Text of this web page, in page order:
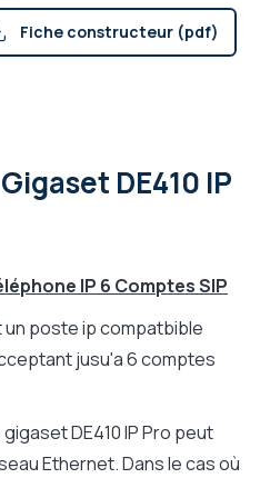
Fiche constructeur (pdf)
DE410 IP
IP 6 Comptes SIP
un poste ip compatbible
jusu'a 6 comptes
DE410 IP Pro peut
Ethernet. Dans le cas où